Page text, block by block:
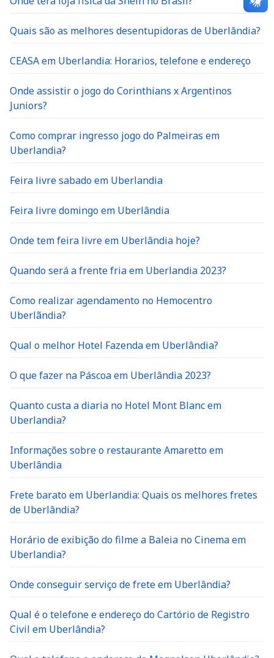
Quais são as melhores desentupidoras de Uberlândia?
CEASA em Uberlandia: Horarios, telefone e endereço
Onde assistir o jogo do Corinthians x Argentinos
Juniors?
Como comprar ingresso jogo do Palmeiras em
Uberlandia?
Feira livre sabado em Uberlandia
Feira livre domingo em Uberlândia
Onde tem feira livre em Uberlândia hoje?
Quando será a frente fria em Uberlandia 2023?
Como realizar agendamento no Hemocentro
Uberlãndia?
Qual o melhor Hotel Fazenda em Uberlândia?
O que fazer na Páscoa em Uberlândia 2023?
Quanto custa a diaria no Hotel Mont Blanc em
Uberlandia?
Informações sobre o restaurante Amaretto em
Uberlândia
Frete barato em Uberlandia: Quais os melhores fretes
de Uberlândia?
Horário de exibição do filme a Baleia no Cinema em
Uberlandia?
Onde conseguir serviço de frete em Uberlândia?
Qual é o telefone e endereço do Cartório de Registro
Civil em Uberlândia?